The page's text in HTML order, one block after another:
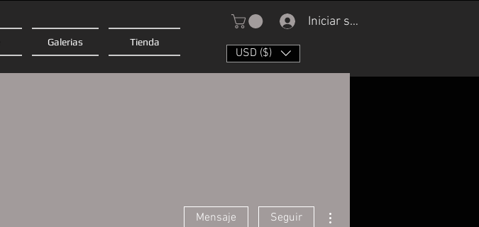
Galerias Tienda
Iniciar sesión
USD ($)
Mensaje Seguir